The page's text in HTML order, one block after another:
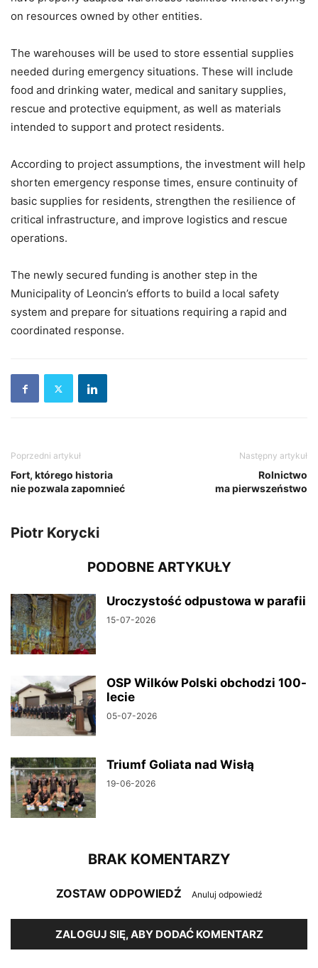
on resources owned by other entities.
The warehouses will be used to store essential supplies
needed during emergency situations. These will include
food and drinking water, medical and sanitary supplies,
rescue and protective equipment, as well as materials
intended to support and protect residents.
According to project assumptions, the investment will help
shorten emergency response times, ensure continuity of
basic supplies for residents, strengthen the resilience of
critical infrastructure, and improve logistics and rescue
operations.
The newly secured funding is another step in the
Municipality of Leoncin’s efforts to build a local safety
system and prepare for situations requiring a rapid and
coordinated response.
Poprzedni artykuł
Fort, którego historia
nie pozwala zapomnieć
Następny artykuł
Rolnictwo
ma pierwszeństwo
Piotr Korycki
PODOBNE ARTYKUŁY
Uroczystość odpustowa w parafii
15-07-2026
OSP Wilków Polski obchodzi 100-
lecie
05-07-2026
Triumf Goliata nad Wisłą
19-06-2026
BRAK KOMENTARZY
ZOSTAW ODPOWIEDŹ Anuluj odpowiedź
ZALOGUJ SIĘ, ABY DODAĆ KOMENTARZ